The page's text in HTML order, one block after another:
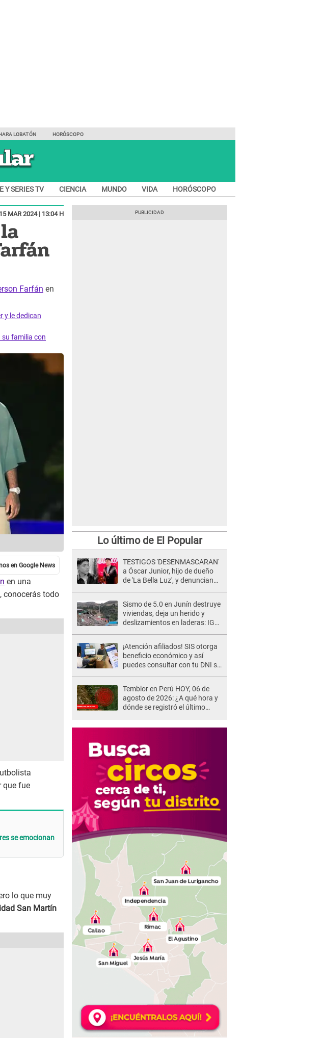
LOBATÓN HORÓSCOPO
Y SERIES TV CIENCIA MUNDO VIDA HORÓSCOPO
15 MAR 2024 | 13:04 H
Farfán en
y le dedican
su familia con
en una
conocerás todo
que fue
se emocionan
lo que muy
San Martín
Lo último de El Popular
TESTIGOS 'DESENMASCARAN'
a Óscar Junior, hijo de dueño
de 'La Bella Luz', y denuncian
Sismo de 5.0 en Junín destruye
viviendas, deja un herido y
deslizamientos en laderas: IGP
¡Atención afiliados! SIS otorga
beneficio económico y así
puedes consultar con tu DNI si
Temblor en Perú HOY, 06 de
agosto de 2026: ¿A qué hora y
dónde se registró el último